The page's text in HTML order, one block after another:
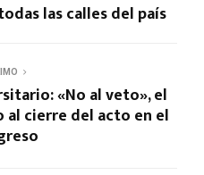
las calles del país
«No al veto», el
cierre del acto en el